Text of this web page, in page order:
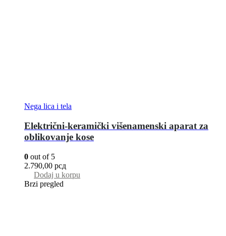
Nega lica i tela
Električni-keramički višenamenski aparat za
oblikovanje kose
0 out of 5
2.790,00 рсд
Dodaj u korpu
Brzi pregled